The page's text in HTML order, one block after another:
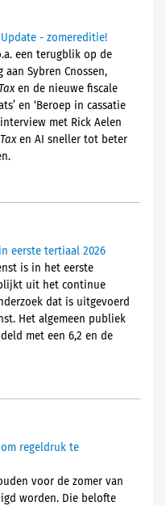
- zomereditie!
een terugblik op de
Sybren Cnossen,
en de nieuwe fiscale
en ‘Beroep in cassatie
met Rick Aelen
en AI sneller tot beter
eerste tertiaal 2026
is in het eerste
uit het continue
dat is uitgevoerd
Het algemeen publiek
met een 6,2 en de
regeldruk te
voor de zomer van
worden. Die belofte